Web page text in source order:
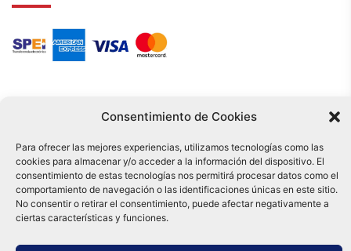
Consentimiento de Cookies
Para ofrecer las mejores experiencias, utilizamos tecnologías como las
cookies para almacenar y/o acceder a la información del dispositivo. El
consentimiento de estas tecnologías nos permitirá procesar datos como el
comportamiento de navegación o las identificaciones únicas en este sitio.
No consentir o retirar el consentimiento, puede afectar negativamente a
ciertas características y funciones.
Tu compra es respaldada por nuestro certificado SSL y operada bajo las
mejores prácticas de seguridad.
Distribuidora Tamex - México
e-commerce